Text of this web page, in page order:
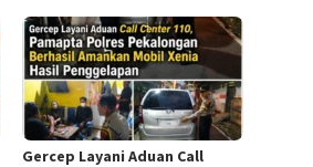
Gercep Layani Aduan Call